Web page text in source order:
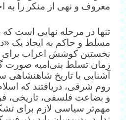
معروف و نهی از منکر را به
تنها در مرحله نهایی است که
مسلط و حاکم به ایجاد یک
نخستین کوشش اعراب برای
زمان تسلط بنی‌امیه صورت
آشنایی با تاریخ شاهنشاهی
روم شرقی، دریافتند که
و بضاعت فلسفی، تاریخی،
مهم‌تر سیاسی لازم برای